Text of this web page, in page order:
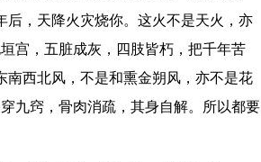
，天降火灾烧你。这火不是天火，亦
宫，五脏成灰，四肢皆朽，把千年苦
西北风，不是和熏金朔风，亦不是花
九窍，骨肉消疏，其身自解。所以都要